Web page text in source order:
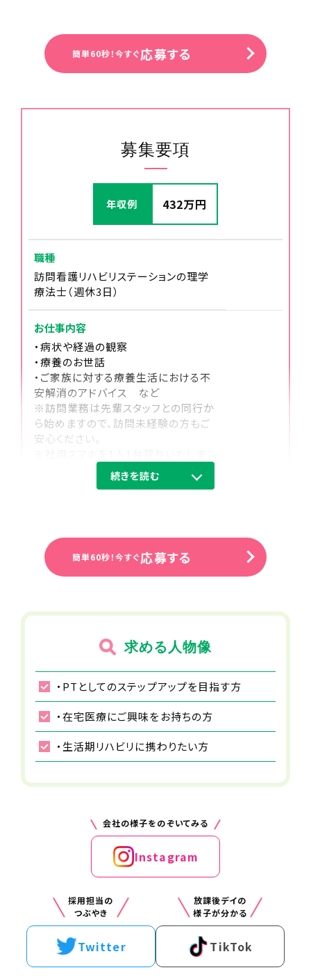
13:30～17:00
午後の訪問
午後も2～４件のご利用者様のお宅を回ります。
ステーションに戻り、記録・報告等の事務作業を行い
ます。
18:00
退勤
簡単60秒！今すぐ応募する
募集要項
続きを読む
年収例 432万円
職種
訪問看護リハビリステーションの理学
療法士（週休3日）
お仕事内容
・病状や経過の観察
・療養のお世話
・ご家族に対する療養生活における不
安解消のアドバイス など
※訪問業務は先輩スタッフとの同行か
ら始めますので、訪問未経験の方もご
安心ください。
※電子カルテやLINEワークスを導入し
住所（勤務地）
神奈川県川崎市川崎区大島4-13-8 フ
京急大師線 港町駅から徒歩で18分
事業所名
マカロン訪問看護リハビリステーション
川崎
給与
月給36～40万円
支給※規定あり
・インセンティブ
雇用形態
正社員
簡単60秒！今すぐ応募する
求める人物像
・PTとしてのステップアップを目指す方
・在宅医療にご興味をお持ちの方
・生活期リハビリに携わりたい方
会社の様子をのぞいてみる
Instagram
採用担当の
つぶやき
Twitter
放課後デイの
様子が分かる
TikTok